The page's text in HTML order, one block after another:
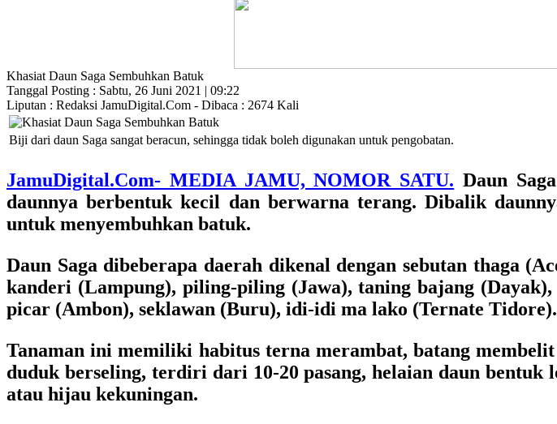
Khasiat Daun Saga Sembuhkan Batuk
Tanggal Posting : Sabtu, 26 Juni 2021 | 09:22
Liputan : Redaksi JamuDigital.Com - Dibaca : 2674 Kali
Biji dari daun Saga sangat beracun, sehingga tidak boleh digunakan untuk pengobatan.
JamuDigital.Com- MEDIA JAMU, NOMOR SATU. Daun
daunnya berbentuk kecil dan berwarna terang. Dibalik
untuk menyembuhkan batuk.
Daun Saga dibeberapa daerah dikenal dengan sebutan thaga
kanderi (Lampung), piling-piling (Jawa), taning bajang
picar (Ambon), seklawan (Buru), idi-idi ma lako (Ternate Tidore).
Tanaman ini memiliki habitus terna merambat, batang
duduk berseling, terdiri dari 10-20 pasang, helaian daun
atau hijau kekuningan.